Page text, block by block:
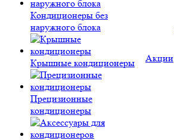
Кондиционеры без
наружного блока
Крышные кондиционеры
Прецизионные
кондиционеры
Акции